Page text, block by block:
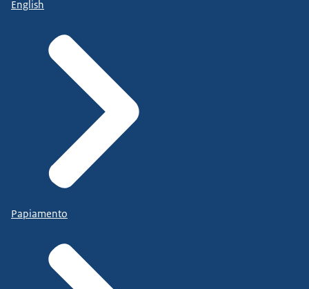
English
Papiamento